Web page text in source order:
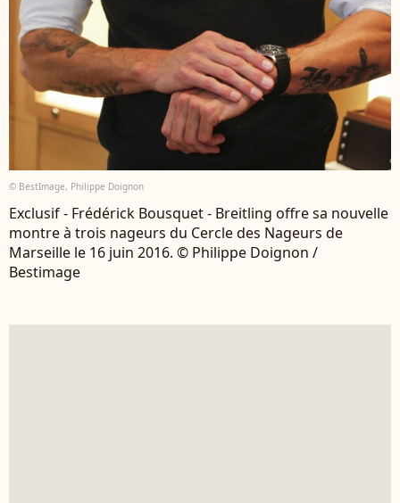
© BestImage, Philippe Doignon
Exclusif - Frédérick Bousquet - Breitling offre sa nouvelle
montre à trois nageurs du Cercle des Nageurs de
Marseille le 16 juin 2016. © Philippe Doignon /
Bestimage